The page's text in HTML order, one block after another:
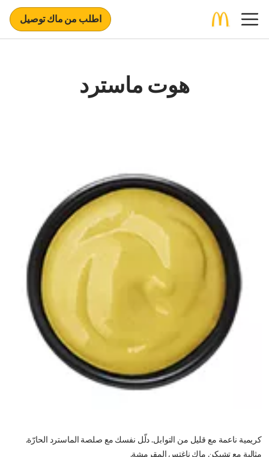
اطلب من ماك توصيل
هوت ماسترد
كريمية ناعمة مع قليل من التوابل. دلّل نفسك مع صلصة الماسترد الحارّة.
مثالية مع تشيكن ماك ناغتس المقرمشة.